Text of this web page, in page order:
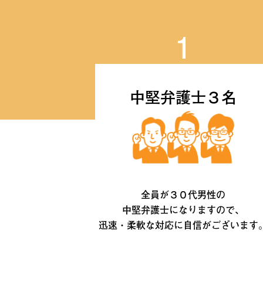
1
中堅弁護士３名
全員が３０代男性の
中堅弁護士になりますので、
迅速・柔軟な対応に自信がございます